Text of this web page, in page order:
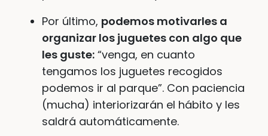
Por último, podemos motivarles a
organizar los juguetes con algo que
les guste: “venga, en cuanto
tengamos los juguetes recogidos
podemos ir al parque”. Con paciencia
(mucha) interiorizarán el hábito y les
saldrá automáticamente.